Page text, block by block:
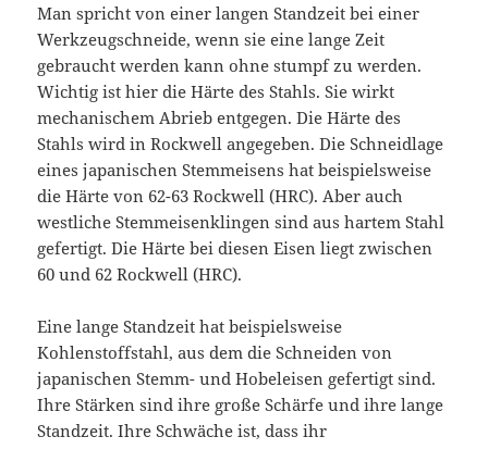
Man spricht von einer langen Standzeit bei einer
Werkzeugschneide, wenn sie eine lange Zeit
gebraucht werden kann ohne stumpf zu werden.
Wichtig ist hier die Härte des Stahls. Sie wirkt
mechanischem Abrieb entgegen. Die Härte des
Stahls wird in Rockwell angegeben. Die Schneidlage
eines japanischen Stemmeisens hat beispielsweise
die Härte von 62-63 Rockwell (HRC). Aber auch
westliche Stemmeisenklingen sind aus hartem Stahl
gefertigt. Die Härte bei diesen Eisen liegt zwischen
60 und 62 Rockwell (HRC).
Eine lange Standzeit hat beispielsweise
Kohlenstoffstahl, aus dem die Schneiden von
japanischen Stemm- und Hobeleisen gefertigt sind.
Ihre Stärken sind ihre große Schärfe und ihre lange
Standzeit. Ihre Schwäche ist, dass ihr